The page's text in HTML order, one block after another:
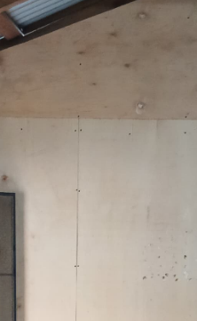
Tecnologia da
das FALINTIL-FDTL
(TI). A atividade
práticos e